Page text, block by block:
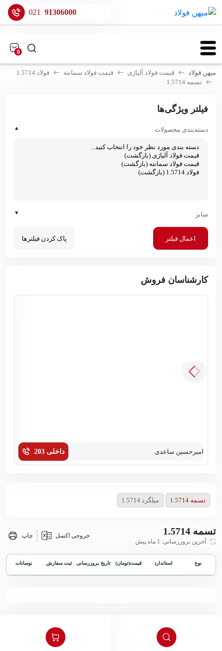
021 91306000
0
میهن فولاد قیمت فولاد آلیاژی قیمت فولاد سمانته
فولاد 1.5714
تسمه 1.5714
فیلتر ویژگی‌ها
دسته‌بندی محصولات ▲
سایز ▼
اعمال فیلتر پاک کردن فیلترها
کارشناسان فروش
امیرحسین ساعدی داخلی 203
تسمه 1.5714 میلگرد 1.5714
تسمه 1.5714
آخرین بروزرسانی: 1 ماه پیش
خروجی اکسل چاپ
نوع استاندارد قیمت(تومان) تاریخ بروزرسانی ثبت سفارش نوسانات